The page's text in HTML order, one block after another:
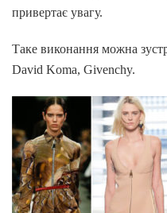
привертає увагу.
Таке виконання можна
David Koma, Givenchy.